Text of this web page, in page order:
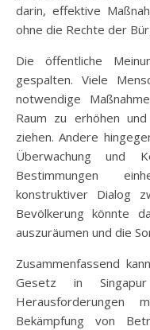
darin, effektive
ohne die Rechte der
Die öffentliche
gespalten. Viele
notwendige
Raum zu erhöhen
ziehen. Andere
Überwachung und
Bestimmungen
konstruktiver Dialog
Bevölkerung könnte
auszuräumen und die
Zusammenfassend
Gesetz in
Bekämpfung von